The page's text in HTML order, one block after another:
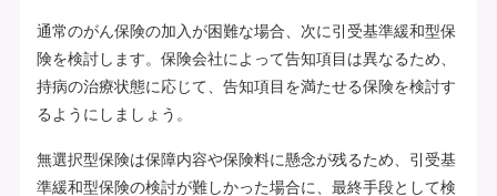
通常のがん保険の加入が困難な場合、次に引受基準緩和型保
険を検討します。保険会社によって告知項目は異なるため、
持病の治療状態に応じて、告知項目を満たせる保険を検討す
るようにしましょう。
無選択型保険は保障内容や保険料に懸念が残るため、引受基
準緩和型保険の検討が難しかった場合に、最終手段として検